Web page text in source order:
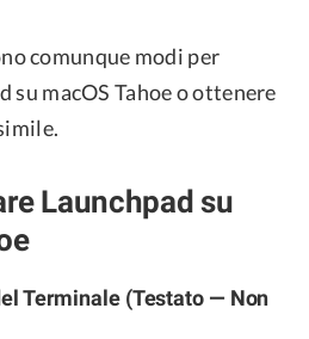
comunque modi per
su macOS Tahoe o ottenere
Launchpad su
Terminale (Testato — Non